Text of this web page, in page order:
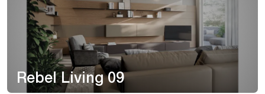
Rebel Living 09